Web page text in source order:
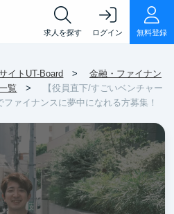
求人を探す ログイン 無料登録
イトUT-Board
金融・ファイナン
覧
【役員直下/すごいベンチャー
ァイナンスに夢中になれる方募集！